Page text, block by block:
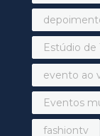
Estúdio de
evento ao
Eventos
fashiontv